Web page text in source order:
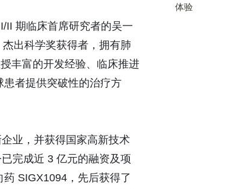
II 期临床首席研究者的吴一
出科学奖获得者，拥有肺
丰富的开发经验、临床推进
者提供突破性的治疗方
业，并获得国家高新技术
完成近 3 亿元的融资及项
SIGX1094，先后获得了